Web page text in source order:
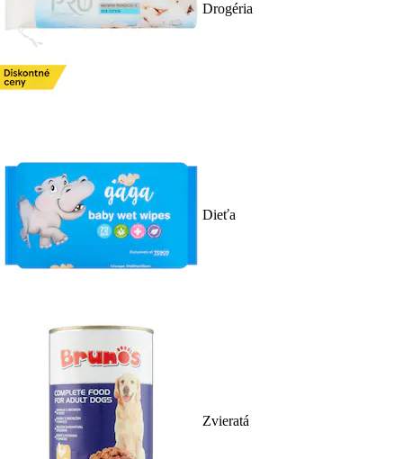
Drogéria
Dieťa
Zvieratá